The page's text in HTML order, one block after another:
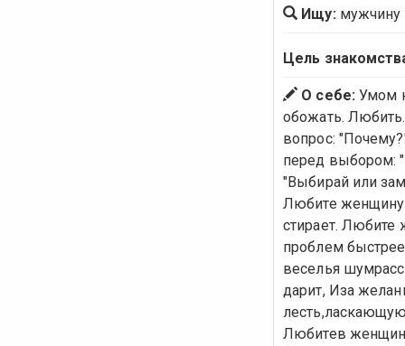
Ищу: мужчину
Цель
О себе:Умом
обожать.
вопрос:
перед выбором:
"Выбирай или
Любите женщину
стирает. Любите
проблем
веселья
дарит, Иза
Любитев